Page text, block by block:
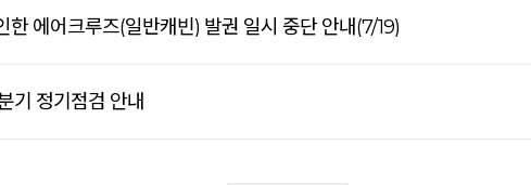
한 에어크루즈(일반캐빈) 발권 일시 중단 안내(7/19)
기 정기점검 안내